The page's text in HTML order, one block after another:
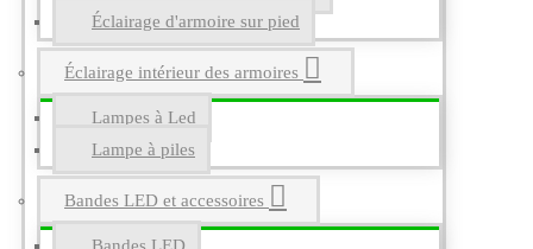
Éclairage d'armoire sur pied
Éclairage intérieur des armoires
Lampes à Led
Lampe à piles
Bandes LED et accessoires